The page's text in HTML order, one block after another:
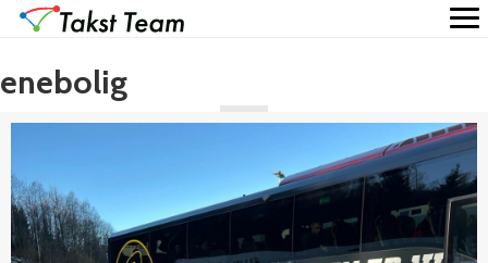
enebolig